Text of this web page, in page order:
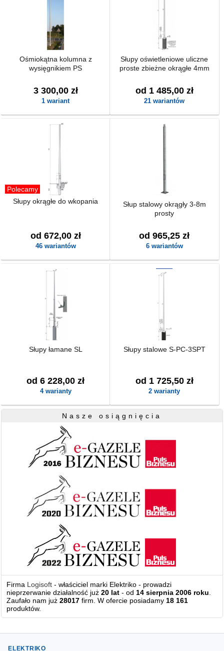
Ośmiokątna kolumna z
wysięgnikiem PS
3 300,00 zł
1 wariant
Słupy oświetleniowe uliczne
proste zbieżne okrągłe 4mm
od 1 485,00 zł
21 wariantów
Polecamy
Słupy okrągłe do wkopania
od 672,00 zł
46 wariantów
Słup stalowy okrągły 3-8m
prosty
od 965,25 zł
6 wariantów
Słupy łamane SL
od 6 228,00 zł
4 warianty
Słupy stalowe S-PC-3SPT
od 1 725,50 zł
2 warianty
Nasze osiągnięcia
Firma Logisoft - właściciel marki Elektriko - prowadzi
nieprzerwanie działalność już20 lat - od14 sierpnia 2006 roku.
Zaufało nam już28017 firm. W ofercie posiadamy18 161
produktów.
ELEKTRIKO